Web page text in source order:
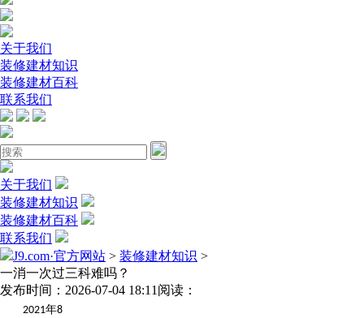
关于我们
装修建材知识
装修建材百科
联系我们
关于我们
装修建材知识
装修建材百科
联系我们
J9.com·官方网站 > 装修建材知识 >
一消一次过三科难吗？
发布时间：2026-07-04 18:11 阅读：
2021年8